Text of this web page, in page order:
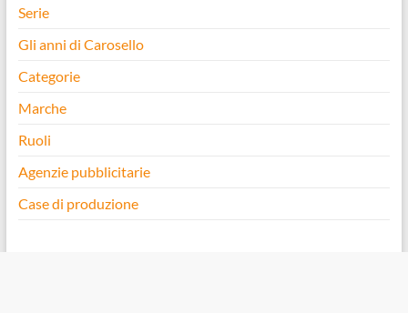
Serie
Gli anni di Carosello
Categorie
Marche
Ruoli
Agenzie pubblicitarie
Case di produzione